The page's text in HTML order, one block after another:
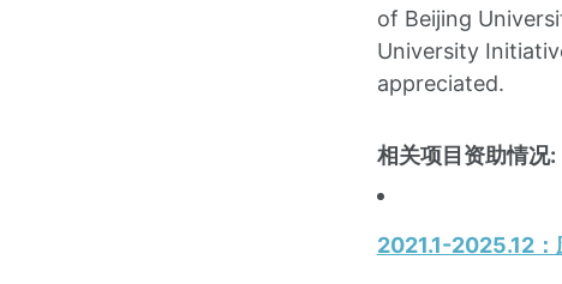
of Beijing
University
appreciated.
相关项目资助情况:
2021.1-2025.12：